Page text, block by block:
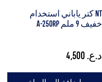
NT كتر ياباني استخدام
خفيف 9 ملم A-250RP
د.ع.